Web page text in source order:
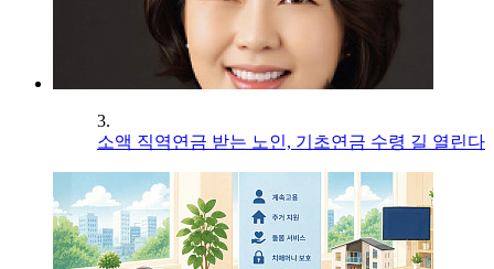
3.
소액 직역연금 받는 노인, 기초연금 수령 길 열린다